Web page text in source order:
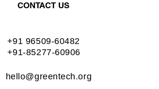
CONTACT US
+91 96509-60482
+91-85277-60906
hello@greentech.org